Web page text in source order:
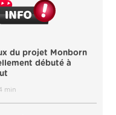
du projet Monborn
débuté à
min